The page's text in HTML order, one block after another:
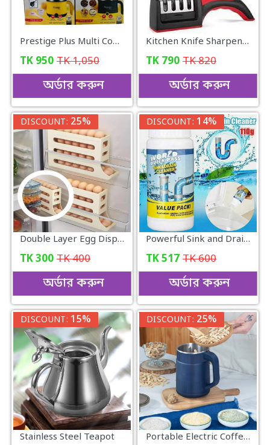
Prestige Plus Multi Cooker Electric Multi Functional Cooker
TK 950 TK1,050
অর্ডার করুন
Kitchen Knife Sharpener
TK 790 TK820
অর্ডার করুন
DISCOUNT: 25%
Double Layer Egg Dispenser Automatic Roll Down Refrigerator Egg Basket
TK300 TK400
অর্ডার করুন
DISCOUNT: 14%
Powerful Sink and Drain Cleaner
TK517 TK600
অর্ডার করুন
DISCOUNT: 15%
Stainless Steel Teapot
DISCOUNT: 25%
Portable Electric Coffee Grinder..